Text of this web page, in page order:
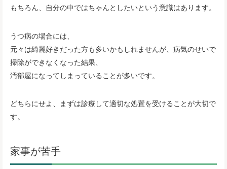
もちろん、自分の中ではちゃんとしたいという意識はあります。
うつ病の場合には、
元々は綺麗好きだった方も多いかもしれませんが、病気のせいで
掃除ができなくなった結果、
汚部屋になってしまっていることが多いです。
どちらにせよ、まずは診療して適切な処置を受けることが大切で
す。
家事が苦手